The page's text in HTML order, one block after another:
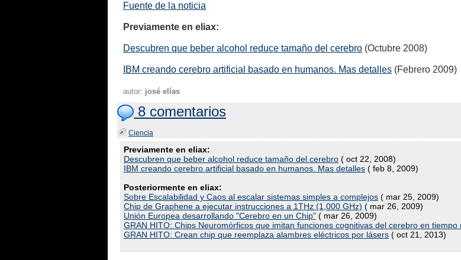
Fuente de la noticia
Previamente en eliax:
Descubren que beber alcohol reduce tamaño del cerebro (Octubre 2008)
IBM creando cerebro artificial basado en humanos. Mas detalles (Febrero 2009)
autor: josé elías
8 comentarios
Ciencia
Previamente en eliax:
Descubren que beber alcohol reduce tamaño del cerebro ( oct 22, 2008)
IBM creando cerebro artificial basado en humanos. Mas detalles ( feb 8, 2009)
Posteriormente en eliax:
Sobre Escalabilidad y Caos al escalar sistemas simples a complejos ( mar 25, 2009)
Chip de Graphene a ejecutar instrucciones a 1THz (1,000 GHz) ( mar 26, 2009)
Unión Europea desarrollando "Cerebro en un Chip" ( mar 26, 2009)
GRAN HITO: Chips Neuromórficos que imitan funciones cognitivas del cerebro en tiempo
GRAN HITO: Crean chip que reemplaza alambres eléctricos por lásers ( oct 21, 2013)